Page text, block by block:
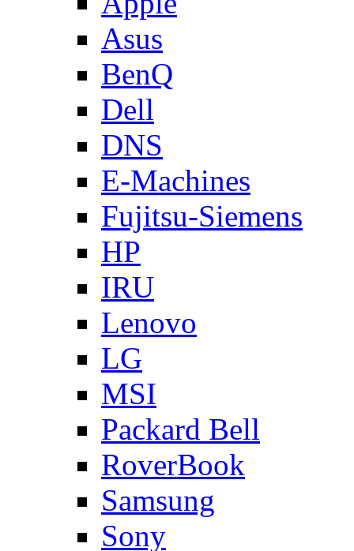
Asus
BenQ
Dell
DNS
E-Machines
Fujitsu-Siemens
HP
IRU
Lenovo
LG
MSI
Packard Bell
RoverBook
Samsung
Sony